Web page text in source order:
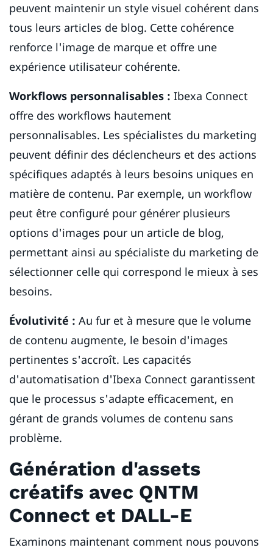
peuvent maintenir un style visuel cohérent dans
tous leurs articles de blog. Cette cohérence
renforce l'image de marque et offre une
expérience utilisateur cohérente.
Workflows personnalisables : Ibexa Connect
offre des workflows hautement
personnalisables. Les spécialistes du marketing
peuvent définir des déclencheurs et des actions
spécifiques adaptés à leurs besoins uniques en
matière de contenu. Par exemple, un workflow
peut être configuré pour générer plusieurs
options d'images pour un article de blog,
permettant ainsi au spécialiste du marketing de
sélectionner celle qui correspond le mieux à ses
besoins.
Évolutivité : Au fur et à mesure que le volume
de contenu augmente, le besoin d'images
pertinentes s'accroît. Les capacités
d'automatisation d'Ibexa Connect garantissent
que le processus s'adapte efficacement, en
gérant de grands volumes de contenu sans
problème.
Génération d'assets
créatifs avec QNTM
Connect et DALL-E
Examinons maintenant comment nous pouvons